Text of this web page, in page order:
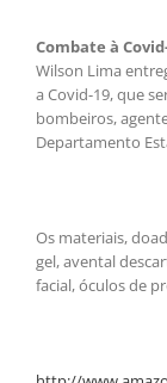
Combate à
Wilson Lima
a Covid-19, que
bombeiros,
Departamento
Os materiais,
gel, avental
facial, óculos de